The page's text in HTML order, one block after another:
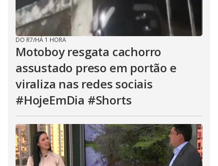
DO R7/HÁ 1 HORA
Motoboy resgata cachorro
assustado preso em portão e
viraliza nas redes sociais
#HojeEmDia #Shorts